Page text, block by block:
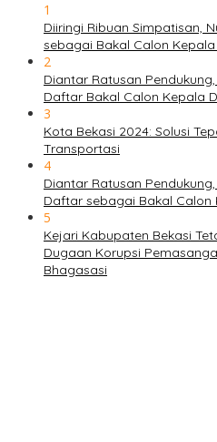
1
Diiringi Ribuan Simpatisan,
sebagai Bakal Calon
2
Diantar Ratusan Pendukung,
Daftar Bakal Calon Kepala
3
Kota Bekasi 2024: Solusi
Transportasi
4
Diantar Ratusan
Daftar sebagai Bakal
5
Kejari Kabupaten Bekasi
Dugaan Korupsi
Bhagasasi